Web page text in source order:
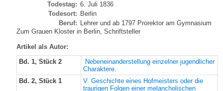
Todestag: 6. Juli 1836
Todesort: Berlin
Beruf: Lehrer und ab 1797 Prorektor am Gymnasium
Zum Grauen Kloster in Berlin, Schriftsteller
Artikel als Autor:
Bd. 1, Stück 2
Nebeneinanderstellung einzelner jugendlicher
Charaktere.
Bd. 2, Stück 1
V. Geschichte eines Hofmeisters oder die
traurigen Folgen einer melancholischen